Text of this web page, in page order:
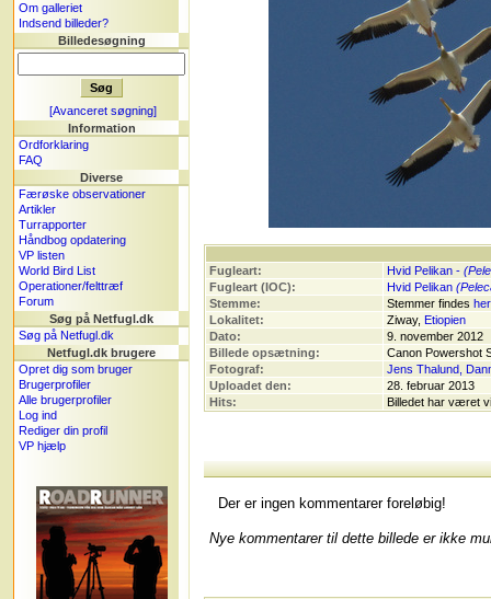
Om galleriet
Indsend billeder?
Billedesøgning
[Avanceret søgning]
Information
Ordforklaring
FAQ
Diverse
Færøske observationer
Artikler
Turrapporter
Håndbog opdatering
VP listen
World Bird List
Operationer/felttræf
Forum
Søg på Netfugl.dk
Søg på Netfugl.dk
Netfugl.dk brugere
Opret dig som bruger
Brugerprofiler
Alle brugerprofiler
Log ind
Rediger din profil
VP hjælp
Fugleart: Hvid Pelikan -
Fugleart (IOC):
Hvid Pelikan
Stemme:
Stemmer findes her
Lokalitet:
Ziway, Etiopien
Dato:
9. november 2012
Billede opsætning:
Canon Powershot
Fotograf:
Jens Thalund,
Uploadet den:
28. februar 2013
Hits:
Billedet har været
Der er ingen kommentarer foreløbig!
Nye kommentarer til dette billede er ikke